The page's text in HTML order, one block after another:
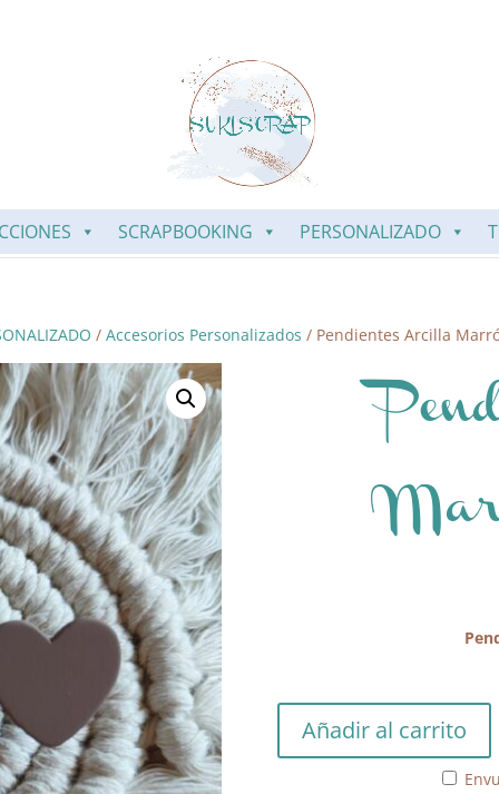
SCRAPBOOKING PERSONALIZADO
/ Accesorios Personalizados / Pendientes Arcilla
Arcilla
Marrón
Añadir al carrito